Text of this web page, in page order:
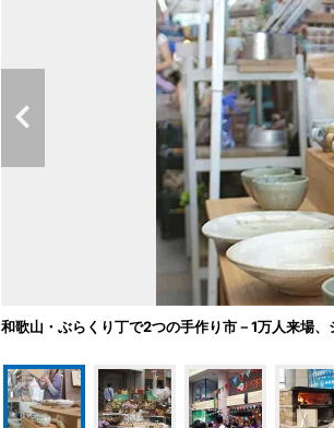
和歌山・ぶらくり丁で2つの手作り市－1万人来場